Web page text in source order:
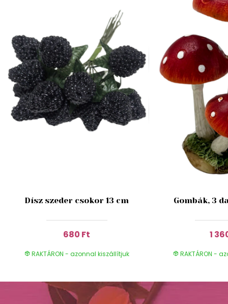
Dísz szeder csokor 13 cm
680 Ft
RAKTÁRON - azonnal kiszállítjuk
Gombák, 3
1
RAKTÁRON -